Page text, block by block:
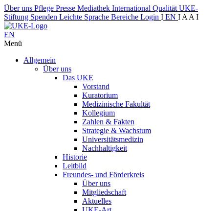
Über uns Pflege Presse Mediathek International Qualität UKE-
Stiftung Spenden Leichte Sprache Bereiche Login I EN I A A I
EN
Menü
Allgemein
Über uns
Das UKE
Vorstand
Kuratorium
Medizinische Fakultät
Kollegium
Zahlen & Fakten
Strategie & Wachstum
Universitätsmedizin
Nachhaltigkeit
Historie
Leitbild
Freundes- und Förderkreis
Über uns
Mitgliedschaft
Aktuelles